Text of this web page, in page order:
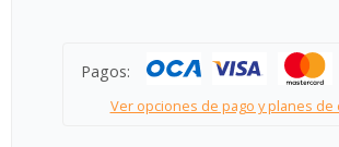
Pagos:
Ver opciones de pago y planes de